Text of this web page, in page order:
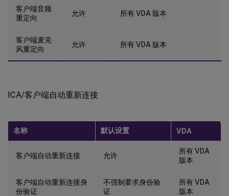
客户端音频
重定向
允许 所有 VDA 版本
客户端麦克
风重定向
允许 所有 VDA 版本
ICA/客户端自动重新连接
名称 默认设置 VDA
客户端自动重新连接 允许
所有 VDA
版本
客户端自动重新连接身
份验证
不强制要求身份验
证
所有 VDA
版本
虚拟投递代理/HDX 3D Pro
虚拟投递代理/监控
虚拟 IP